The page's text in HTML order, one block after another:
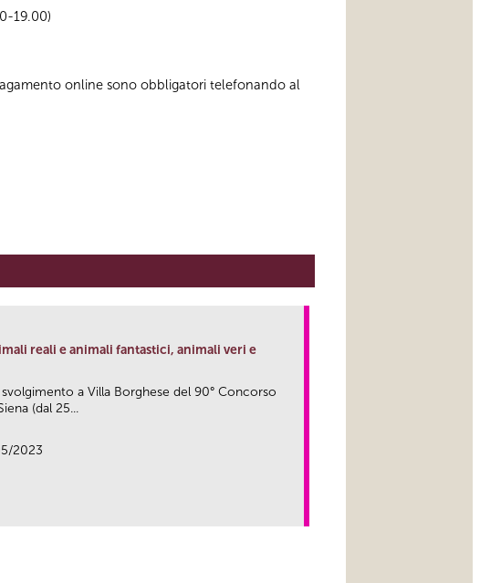
19.00)
online sono obbligatori telefonando al
reali e animali fantastici, animali veri e
a Villa Borghese del 90° Concorso
(dal 25...
2023